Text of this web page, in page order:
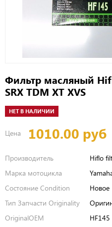
Фильтр масляный
SRX TDM XT XVS
НЕТ В НАЛИЧИИ
Цена 1010.00 руб
Производитель
Hiflo
Марка мотоцикла
Состояние Condition
Новое
Тип Запчасти Originality
OriginalOEM
HF145